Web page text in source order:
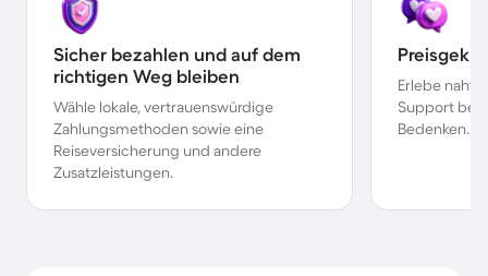
Sicher bezahlen und auf dem
richtigen Weg bleiben
Wähle lokale, vertrauenswürdige
Zahlungsmethoden sowie eine
Reiseversicherung und andere
Zusatzleistungen.
Erlebe
Support bei
Bedenken.